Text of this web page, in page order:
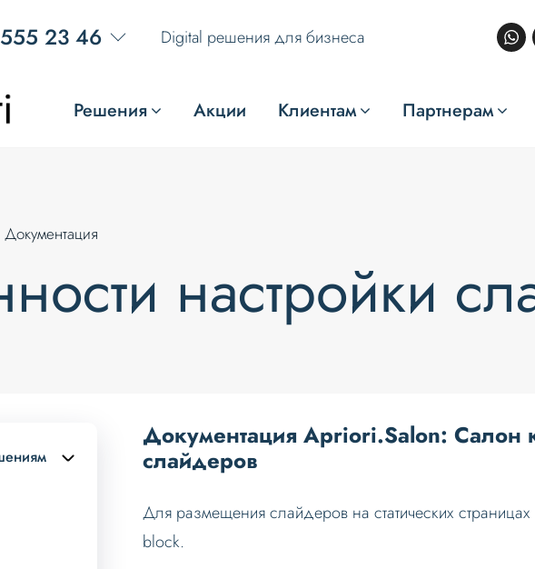
23 46 Digital решения для бизнеса
Решения Акции Клиентам Партнерам
Документация
настройки
Документация Apriori.Salon: Салон
слайдеров
Для размещения слайдеров на статических
block.